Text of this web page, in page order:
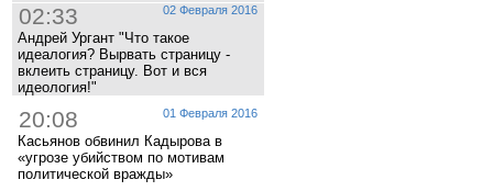
02 Февраля 2016
02:33
Андрей Ургант "Что такое
идеалогия? Вырвать страницу -
вклеить страницу. Вот и вся
идеология!"
01 Февраля 2016
20:08
Касьянов обвинил Кадырова в
«угрозе убийством по мотивам
политической вражды»